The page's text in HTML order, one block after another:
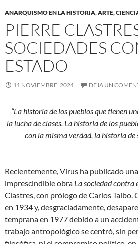
ANARQUISMO EN LA HISTORIA,ARTE,
PIERRE
SOCIEDADES
ESTADO
11 NOVIEMBRE, 2024 DEJA UN
“La historia de los pueblos que tienen
la lucha de clases. La historia de los
con la misma verdad, la historia de
Recientemente, Virus ha publicado
imprescindible obra La sociedad contra
Clastres, con prólogo de Carlos Taibo.
en 1934 y, desgraciadamente,
temprana en 1977 debido a un
trabajo antropológico se centró, sin